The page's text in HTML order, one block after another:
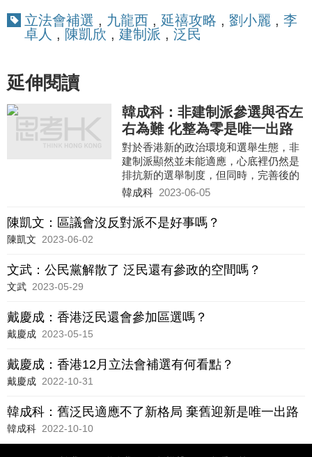
立法會補選 , 九龍西 , 延禧攻略 , 劉小麗 , 李
卓人 , 陳凱欣 , 建制派 , 泛民
延伸閱讀
韓成科：非建制派參選與否左
右為難 化整為零是唯一出路
對於香港新的政治環境和選舉生態，非
建制派顯然並未能適應，心底裡仍然是
排抗新的選舉制度，但同時，完善後的
選舉制度，絕不可能是「一時」之制，
「新路徑」，這意味拒絕接受新選制，
不只是缺席一屆的選舉，而是永遠隔絕
絕參加新的立法會和區議會選舉，意思
可留下，想選的化整為零，劃清界線，
韓成科 2023-06-05
陳凱文：區議會沒反對派不是好事嗎？
陳凱文 2023-06-02
文武：公民黨解散了 泛民還有參政的空間嗎？
文武 2023-05-29
戴慶成：香港泛民還會參加區選嗎？
戴慶成 2023-05-15
戴慶成：香港12月立法會補選有何看點？
戴慶成 2022-10-31
韓成科：舊泛民適應不了新格局 棄舊迎新是唯一出路
韓成科 2022-10-10